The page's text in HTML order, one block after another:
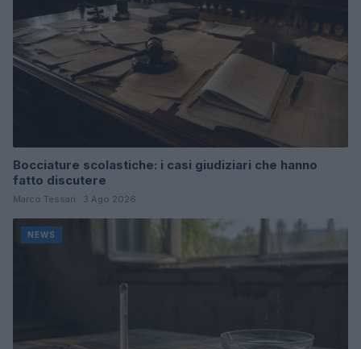
Bocciature scolastiche: i casi giudiziari che hanno
fatto discutere
Marco Tessari · 3 Ago 2026
NEWS